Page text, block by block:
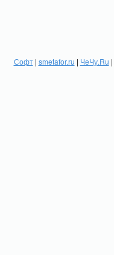
Софт| smetafor.ru | ЧеЧу.Ru |